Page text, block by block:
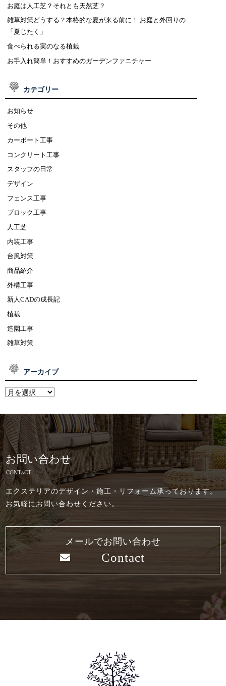
お庭は人工芝？それとも天然芝？
雑草対策どうする？本格的な夏が来る前に！ お庭と外回りの
「夏じたく」
食べられる実のなる植栽
お手入れ簡単！おすすめのガーデンファニチャー
カテゴリー
お知らせ
その他
カーポート工事
コンクリート工事
スタッフの日常
デザイン
フェンス工事
ブロック工事
人工芝
内装工事
台風対策
商品紹介
外構工事
新人CADの成長記
植栽
造園工事
雑草対策
アーカイブ
お問い合わせ
CONTACT
エクステリアのデザイン・施工・リフォーム承っております。
お気軽にお問い合わせください。
メールでお問い合わせ
Contact